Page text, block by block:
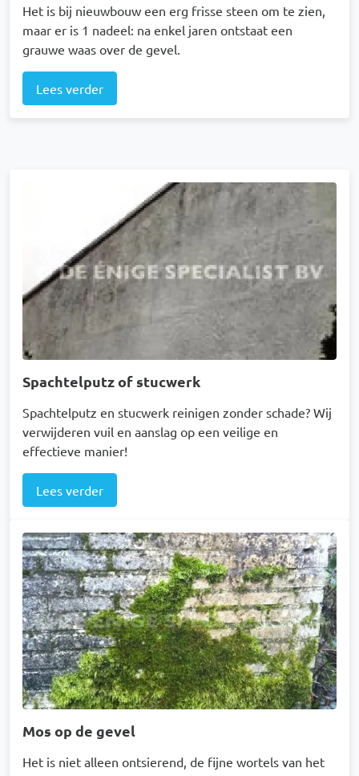
Het is bij nieuwbouw een erg frisse steen om te zien,
maar er is 1 nadeel: na enkel jaren ontstaat een
grauwe waas over de gevel.
Lees verder
Spachtelputz of stucwerk
Spachtelputz en stucwerk reinigen zonder schade? Wij
verwijderen vuil en aanslag op een veilige en
effectieve manier!
Lees verder
Afbeelding
Mos op de gevel
Het is niet alleen ontsierend, de fijne wortels van het